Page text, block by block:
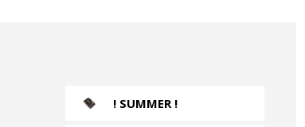
! SUMMER !